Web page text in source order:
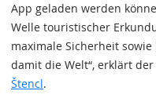
App geladen werden
Welle touristischer
maximale Sicherheit
damit die Welt“, erklärt
Štencl.